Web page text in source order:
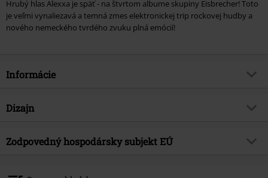
Hrubý hlas Alexxa je späť - na štvrtom albume skupiny Eisbrecher! Toto
je veľmi vynaliezavá a temná zmes elektronickej trip rockovej hudby a
nového nemeckého tvrdého zvuku plná emócií!
Informácie
Tovar č.
hudobný žáner
electro
Dizajn
Typ výrobku
CD
Zodpovedný hospodársky subjekt EÚ
Balanstraße 73 // Haus 31